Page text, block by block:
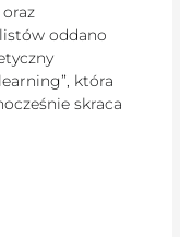
oddano
która
skraca